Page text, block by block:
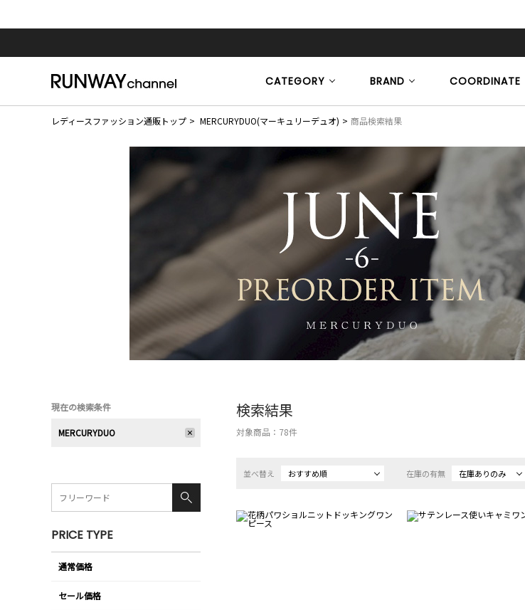
CATEGORY BRAND COORDINATE
レディースファッション通販トップ MERCURYDUO(マーキュリーデュオ) 商品検索結果
検索結果
対象商品： 78件
並べ替え おすすめ順 在庫の有無 在庫ありのみ
現在の検索条件
MERCURYDUO
PRICE TYPE
通常価格
セール価格